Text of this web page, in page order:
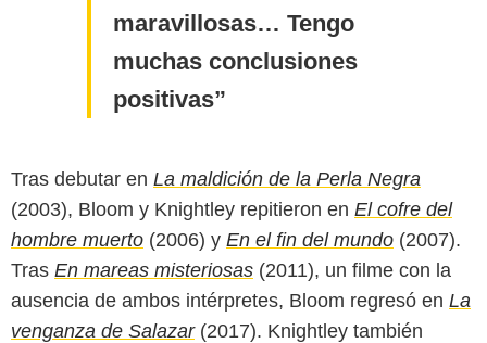
maravillosas… Tengo
muchas conclusiones
positivas
Tras debutar en La maldición de la Perla Negra
(2003), Bloom y Knightley repitieron en El cofre del
hombre muerto (2006) y En el fin del mundo (2007).
Tras En mareas misteriosas (2011), un filme con la
ausencia de ambos intérpretes, Bloom regresó en La
venganza de Salazar(2017). Knightley también
Disney